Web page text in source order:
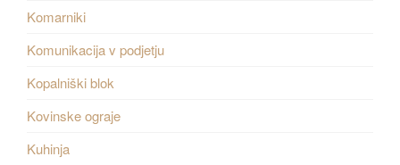
Komarniki
Komunikacija v podjetju
Kopalniški blok
Kovinske ograje
Kuhinja